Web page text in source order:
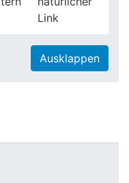
Link
Ausklappen